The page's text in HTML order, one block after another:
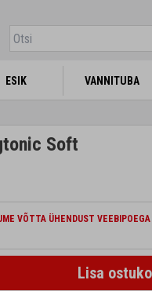
ESIK VANNITUBA
ESIK VANNITUBA
Soft
VÕTTA ÜHENDUST
Lisa